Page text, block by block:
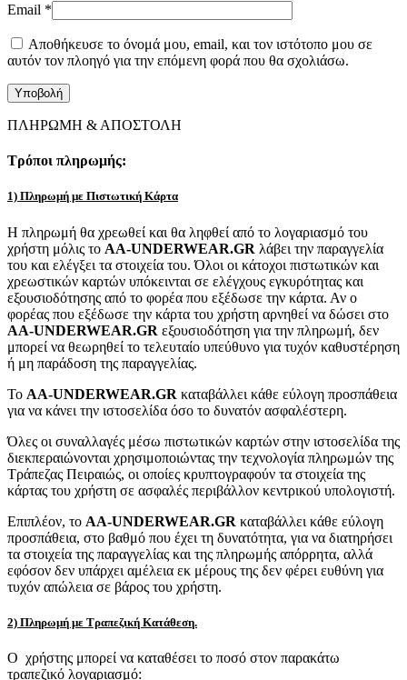
Email *
Αποθήκευσε το όνομά μου, email, και τον ιστότοπο μου σε
αυτόν τον πλοηγό για την επόμενη φορά που θα σχολιάσω.
ΠΛΗΡΩΜΗ & ΑΠΟΣΤΟΛΗ
Τρόποι πληρωμής:
1) Πληρωμή με Πιστωτική Κάρτα
Η πληρωμή θα χρεωθεί και θα ληφθεί από το λογαριασμό του
χρήστη μόλις το AA-UNDERWEAR.GR λάβει την παραγγελία
του και ελέγξει τα στοιχεία του. Όλοι οι κάτοχοι πιστωτικών και
χρεωστικών καρτών υπόκεινται σε ελέγχους εγκυρότητας και
εξουσιοδότησης από το φορέα που εξέδωσε την κάρτα. Αν ο
φορέας που εξέδωσε την κάρτα του χρήστη αρνηθεί να δώσει στο
AA-UNDERWEAR.GR εξουσιοδότηση για την πληρωμή, δεν
μπορεί να θεωρηθεί το τελευταίο υπεύθυνο για τυχόν καθυστέρηση
ή μη παράδοση της παραγγελίας.
Το AA-UNDERWEAR.GR καταβάλλει κάθε εύλογη προσπάθεια
για να κάνει την ιστοσελίδα όσο το δυνατόν ασφαλέστερη.
Όλες οι συναλλαγές μέσω πιστωτικών καρτών στην ιστοσελίδα της
διεκπεραιώνονται χρησιμοποιώντας την τεχνολογία πληρωμών της
Τράπεζας Πειραιώς, οι οποίες κρυπτογραφούν τα στοιχεία της
κάρτας του χρήστη σε ασφαλές περιβάλλον κεντρικού υπολογιστή.
Επιπλέον, το AA-UNDERWEAR.GR καταβάλλει κάθε εύλογη
προσπάθεια, στο βαθμό που έχει τη δυνατότητα, για να διατηρήσει
τα στοιχεία της παραγγελίας και της πληρωμής απόρρητα, αλλά
εφόσον δεν υπάρχει αμέλεια εκ μέρους της δεν φέρει ευθύνη για
τυχόν απώλεια σε βάρος του χρήστη.
2) Πληρωμή με Τραπεζική Κατάθεση.
Ο χρήστης μπορεί να καταθέσει το ποσό στον παρακάτω
τραπεζικό λογαριασμό: